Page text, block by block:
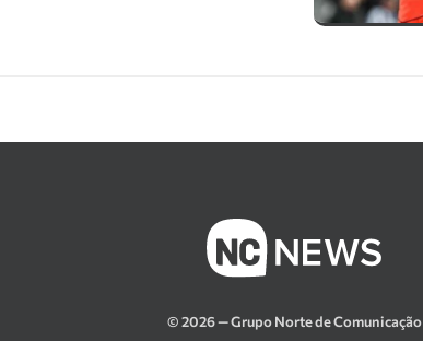
© 2026 — Grupo Norte de Comunicação